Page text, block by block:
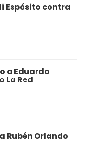
Espósito contra
a Eduardo
La Red
Rubén Orlando